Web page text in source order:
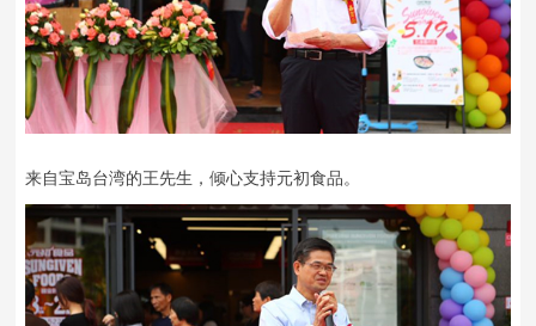
来自宝岛台湾的王先生，倾心支持元初食品。